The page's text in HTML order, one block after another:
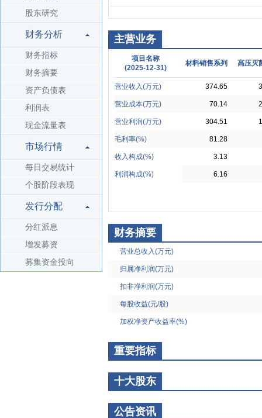
股东研究
财务分析
财务指标
财务摘要
资产负债表
利润表
现金流量表
市场行情
每日交易统计
个股阶段表现
发行分配
分红派息
增发募资
募集资金投向
主营业务
项目名称
(2025-12-31)
营业收入(万元)
营业成本(万元)
营业利润(万元)
毛利率(%)
收入构成(%)
利润构成(%)
材料销售系列 高压灭
374.65
70.14
304.51
81.28
3.13
6.16
财务摘要
营业总收入(万元)
归属净利润(万元)
扣非净利润(万元)
每股收益(元/股)
加权净资产收益率(%)
重要指标
十大股东
公告资讯